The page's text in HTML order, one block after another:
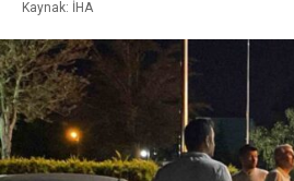
Kaynak: İHA